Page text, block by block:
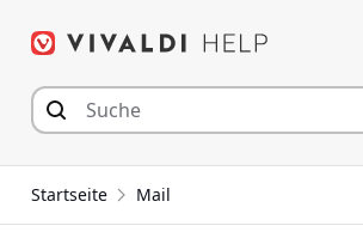
Inhalt
Startseite Mail